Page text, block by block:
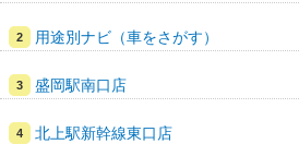
用途別ナビ（車をさがす）
盛岡駅南口店
北上駅新幹線東口店